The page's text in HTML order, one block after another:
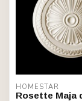
HOMESTAR
Rosette Maja